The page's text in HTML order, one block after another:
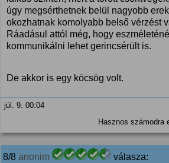
úgy megsérthetnek belül nagyobb
okozhatnak komolyabb belső vérzést
Ráadásul attól még, hogy
kommunikálni lehet gerincsérült is.
De akkor is egy köcsög volt.
júl. 9. 00:04
Hasznos számodra
8/8 anonim válasza: